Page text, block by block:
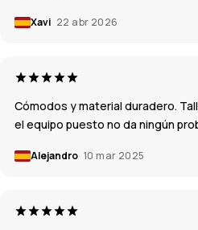
Xavi 22 abr 2026
Cómodos y material duradero.
el equipo puesto no da ningún
Alejandro 10 mar 2025